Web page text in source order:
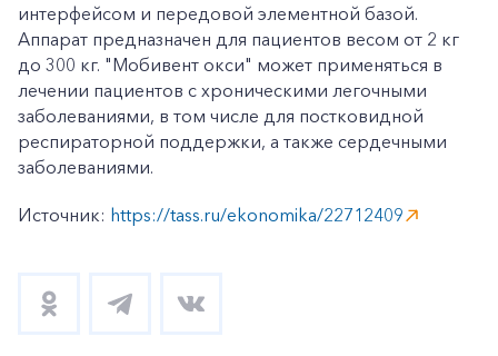
интерфейсом и передовой элементной базой.
Аппарат предназначен для пациентов весом от 2 кг
до 300 кг. "Мобивент окси" может применяться в
лечении пациентов с хроническими легочными
заболеваниями, в том числе для постковидной
респираторной поддержки, а также сердечными
заболеваниями.
Источник: https://tass.ru/ekonomika/22712409